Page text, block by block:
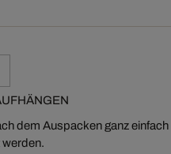
dem Auspacken ganz einfach
werden.